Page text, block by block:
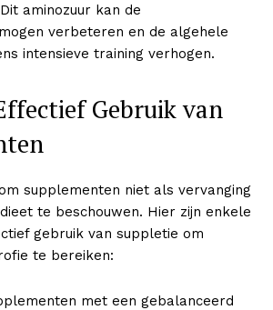
Dit aminozuur kan de
verbeteren en de algehele
intensieve training verhogen.
Gebruik van
supplementen niet als vervanging
te beschouwen. Hier zijn enkele
gebruik van suppletie om
te bereiken:
met een gebalanceerd